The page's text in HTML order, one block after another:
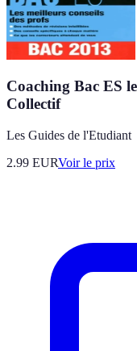
Coaching Bac ES
Collectif
Les Guides de l'Etudiant
2.99 EURVoir le prix